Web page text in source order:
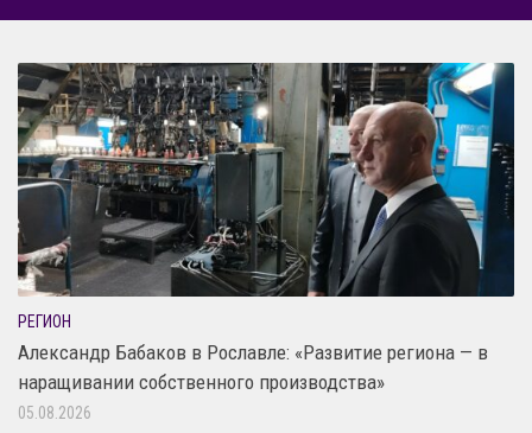
РЕГИОН
Александр Бабаков в Рославле: «Развитие региона — в
наращивании собственного производства»
05.08.2026